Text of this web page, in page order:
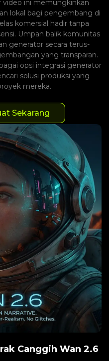
video ini memungkinkan
lokal bagi pengembang di
komersial hadir tanpa
Umpan balik komunitas
generator secara terus-
yang transparan.
opsi integrasi generator
solusi produksi yang
mereka.
Sekarang
Canggih Wan 2.6